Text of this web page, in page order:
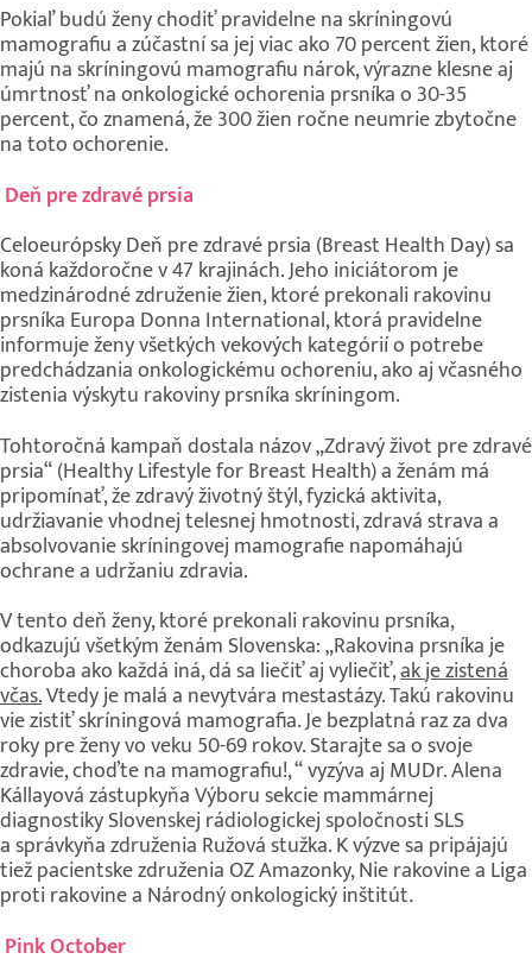
Pokiaľ budú ženy chodiť pravidelne na skríningovú
mamografiu a zúčastní sa jej viac ako 70 percent žien, ktoré
majú na skríningovú mamografiu nárok, výrazne klesne aj
úmrtnosť na onkologické ochorenia prsníka o 30-35
percent, čo znamená, že 300 žien ročne neumrie zbytočne
na toto ochorenie.
Deň pre zdravé prsia
Celoeurópsky Deň pre zdravé prsia (Breast Health Day) sa
koná každoročne v 47 krajinách. Jeho iniciátorom je
medzinárodné združenie žien, ktoré prekonali rakovinu
prsníka Europa Donna International, ktorá pravidelne
informuje ženy všetkých vekových kategórií o potrebe
predchádzania onkologickému ochoreniu, ako aj včasného
zistenia výskytu rakoviny prsníka skríningom.
Tohtoročná kampaň dostala názov „Zdravý život pre zdravé
prsia“ (Healthy Lifestyle for Breast Health) a ženám má
pripomínať, že zdravý životný štýl, fyzická aktivita,
udržiavanie vhodnej telesnej hmotnosti, zdravá strava a
absolvovanie skríningovej mamografie napomáhajú
ochrane a udržaniu zdravia.
V tento deň ženy, ktoré prekonali rakovinu prsníka,
odkazujú všetkým ženám Slovenska: „Rakovina prsníka je
choroba ako každá iná, dá sa liečiť aj vyliečiť,akje zistená
včas.Vtedy je malá a nevytvára mestastázy. Takú rakovinu
vie zistiť skríningová mamografia. Je bezplatná raz za dva
roky pre ženy vo veku 50-69 rokov. Starajte sa o svoje
zdravie, choďte na mamografiu!, “ vyzýva aj MUDr. Alena
Kállayová zástupkyňa Výboru sekcie mammárnej
diagnostiky Slovenskej rádiologickej spoločnosti SLS
a správkyňa združenia Ružová stužka. K výzve sa pripájajú
tiež pacientske združenia OZ Amazonky, Nie rakovine a Liga
proti rakovine a Národný onkologický inštitút.
Pink October